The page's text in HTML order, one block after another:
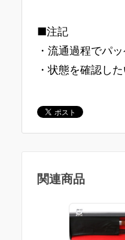
■注記
・流通過程でパ
・状態を確認し
関連商品